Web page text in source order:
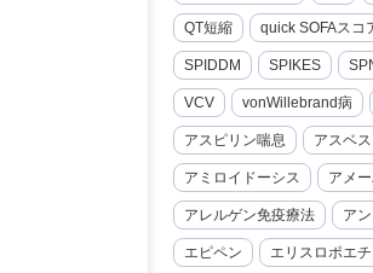
QT短縮 quick SOFAスコ
SPIDDM SPIKES
VCV vonWillebrand病
アスピリン喘息 アスベス
アミロイドーシス アメ
アレルゲン免疫療法 ア
エピペン エリスロポエ